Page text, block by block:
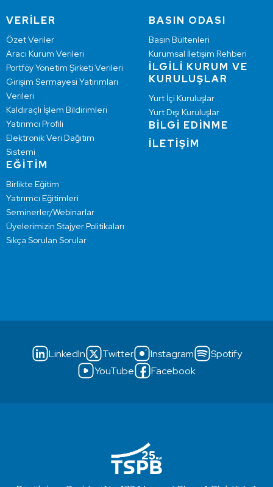
VERİLER
Özet Veriler
Aracı Kurum Verileri
Portföy Yönetim Şirketi Verileri
Girişim Sermayesi Yatırımları
Verileri
Kaldıraçlı İşlem Bildirimleri
Yatırımcı Profili
Elektronik Veri Dağıtım
Sistemi
EĞİTİM
Birlikte Eğitim
Yatırımcı Eğitimleri
Seminerler/Webinarlar
Üyelerimizin Stajyer Politikaları
Sıkça Sorulan Sorular
BASIN ODASI
Basın Bültenleri
Kurumsal İletişim Rehberi
İLGİLİ KURUM VE
KURULUŞLAR
Yurt İçi Kuruluşlar
Yurt Dışı Kuruluşlar
BİLGİ EDİNME
İLETİŞİM
LinkedIn Twitter Instagram
Spotify
YouTube
Facebook